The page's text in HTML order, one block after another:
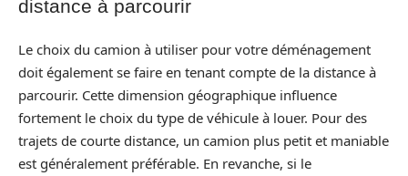
distance à parcourir
Le choix du camion à utiliser pour votre déménagement
doit également se faire en tenant compte de la distance à
parcourir. Cette dimension géographique influence
fortement le choix du type de véhicule à louer. Pour des
trajets de courte distance, un camion plus petit et maniable
est généralement préférable. En revanche, si le